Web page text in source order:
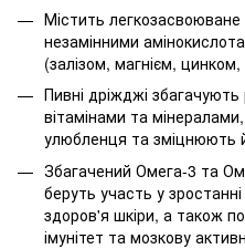
Містить
незамінними
(залізом, магнієм,
Пивні дріжджі
вітамінами та
улюбленця та зміцнюють
Збагачений Омега-3 та
беруть участь у
здоров'я шкіри, а також
імунітет та мозкову